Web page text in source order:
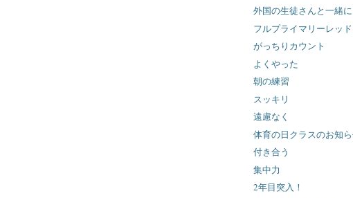
外国の生徒さんと一緒に
フルプライマリーレッ
がっちりカウント
よくやった
朝の練習
スッキリ
遠慮なく
体育の日クラスのお知
付き合う
集中力
2年目突入！